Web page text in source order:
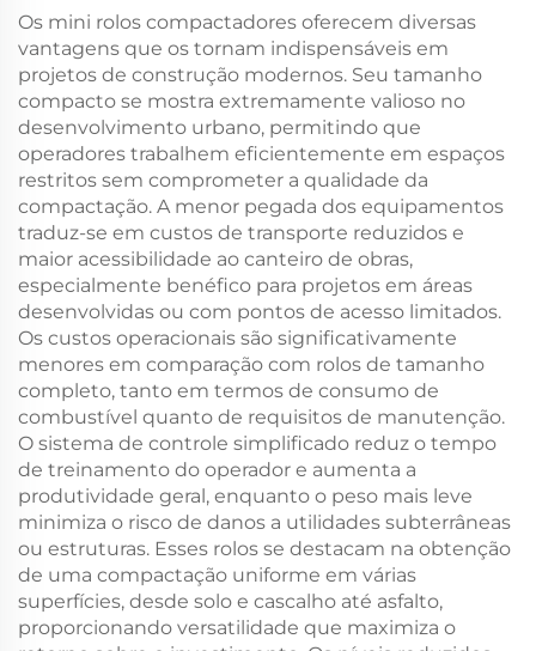
Os mini rolos compactadores oferecem diversas
vantagens que os tornam indispensáveis em
projetos de construção modernos. Seu tamanho
compacto se mostra extremamente valioso no
desenvolvimento urbano, permitindo que
operadores trabalhem eficientemente em espaços
restritos sem comprometer a qualidade da
compactação. A menor pegada dos equipamentos
traduz-se em custos de transporte reduzidos e
maior acessibilidade ao canteiro de obras,
especialmente benéfico para projetos em áreas
desenvolvidas ou com pontos de acesso limitados.
Os custos operacionais são significativamente
menores em comparação com rolos de tamanho
completo, tanto em termos de consumo de
combustível quanto de requisitos de manutenção.
O sistema de controle simplificado reduz o tempo
de treinamento do operador e aumenta a
produtividade geral, enquanto o peso mais leve
minimiza o risco de danos a utilidades subterrâneas
ou estruturas. Esses rolos se destacam na obtenção
de uma compactação uniforme em várias
superfícies, desde solo e cascalho até asfalto,
proporcionando versatilidade que maximiza o